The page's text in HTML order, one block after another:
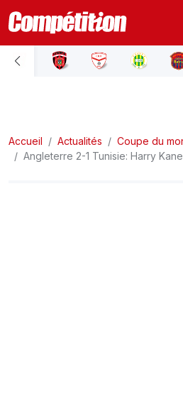
ACCUEIL
LIGUE 2
Accueil Actualités
Coupe du
Angleterre 2-1 Tunisie: Harry